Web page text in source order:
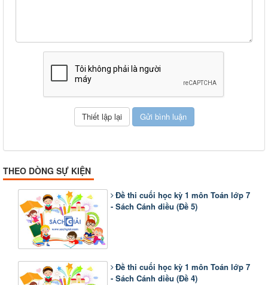
THEO DÒNG SỰ KIỆN
Đề thi cuối học kỳ 1 môn Toán lớp 7
- Sách Cánh diều (Đề 5)
Đề thi cuối học kỳ 1 môn Toán lớp 7
- Sách Cánh diều (Đề 4)